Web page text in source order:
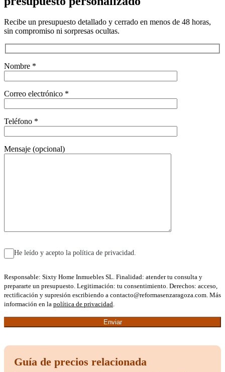
Recibe un presupuesto detallado y cerrado en menos de 48 horas,
sin compromiso ni sorpresas ocultas.
Nombre *
Correo electrónico *
Teléfono *
Mensaje (opcional)
He leído y acepto la política de privacidad.
Responsable: Sixty Home Inmuebles SL. Finalidad: atender tu consulta y
prepararte un presupuesto. Legitimación: tu consentimiento. Derechos: acceso,
rectificación y supresión escribiendo a contacto@reformasenzaragoza.com. Más
información en la política de privacidad.
Guía de precios relacionada